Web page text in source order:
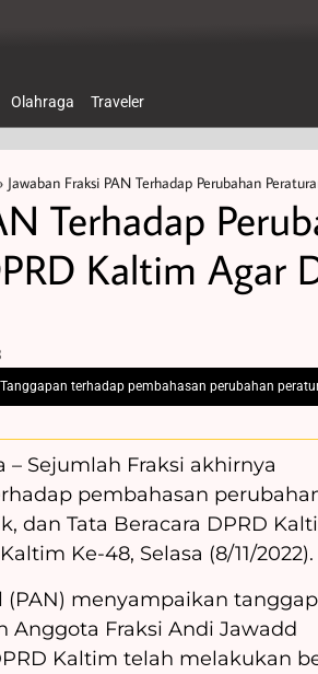
Olahraga Traveler
Jawaban Fraksi PAN Terhadap Perubahan
Terhadap
Kaltim Agar
terhadap pembahasan perubahan
– Sejumlah Fraksi akhirnya
pembahasan
dan Tata Beracara DPRD
Ke-48, Selasa (8/11/2022).
(PAN) menyampaikan
Anggota Fraksi Andi Jawadd
Kaltim telah melakukan